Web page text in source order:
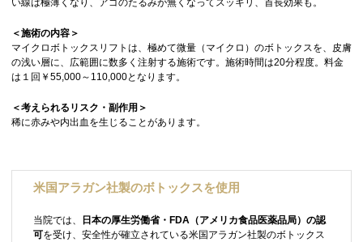
い線は極薄くなり、アゴのたるみが無くなってスッキリ、首長効果も。
＜施術の内容＞
マイクロボトックスリフトは、極めて微量（マイクロ）のボトックスを、皮膚
の浅い層に、広範囲に数多く注射する施術です。施術時間は20分程度。料金
は１回￥55,000～110,000となります。
＜考えられるリスク・副作用＞
稀に赤みや内出血を生じることがあります。
米国アラガン社製のボトックスを使用
当院では、
日本の厚生労働省・FDA（アメリカ食品医薬品局）の認
可を受け、安全性が確立されている米国アラガン社製のボトックス